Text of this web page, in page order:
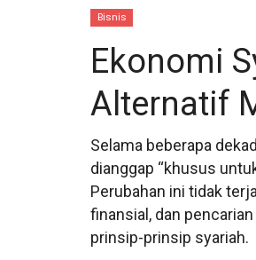
Bisnis
Ekonomi
Alternatif
Selama beberapa
dianggap “khusus
Perubahan ini tidak
finansial, dan
prinsip-prinsip syariah.